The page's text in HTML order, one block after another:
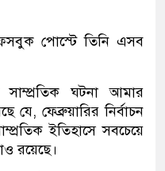
পোস্টে তিনি এসব
ঘটনা আমার
যে, ফেব্রুয়ারির নির্বাচন
ইতিহাসে সবচেয়ে
রয়েছে।